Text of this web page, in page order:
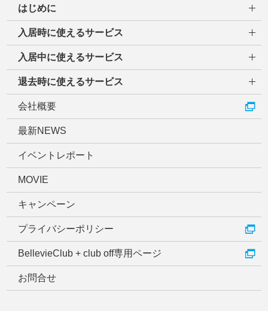
はじめに
入居時に使えるサービス
入居中に使えるサービス
退去時に使えるサービス
会社概要
最新NEWS
イベントレポート
MOVIE
キャンペーン
プライバシーポリシー
BellevieClub + club off専用ページ
お問合せ